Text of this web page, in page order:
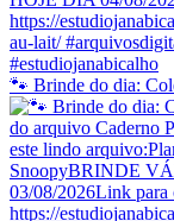
🐾 Brinde do dia: